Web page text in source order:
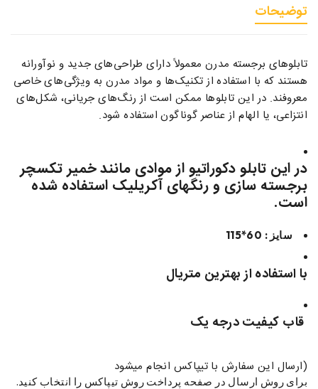
توضیحات
تابلوهای برجسته مدرن معمولاً دارای طراحی‌های جدید و نوآورانه
هستند که با استفاده از تکنیک‌ها و مواد مدرن به ویژگی‌های خاصی
معروفند. در این تابلوها ممکن است از رنگ‌های جریانی، شکل‌های
انتزاعی، یا الهام از عناصر گوناگون استفاده شود.
در این تابلو دکوراتیو از موادی مانند خمیر تکسچر
برجسته سازی و رنگهای آکریلیک استفاده شده
است.
سایز : 60*115
با استفاده از بهترین متریال
قاب کیفیت درجه یک
(ارسال این سفارش با تیپاکس انجام میشود
برای روش ارسال در صفحه پرداخت روش تیپاکس را انتخاب کنید.